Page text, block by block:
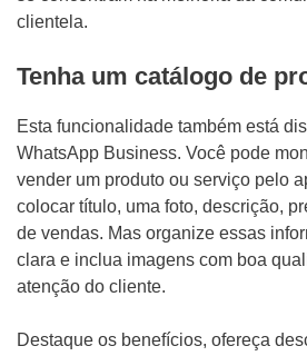
clientela.
Tenha um catálogo de
Esta funcionalidade também está
WhatsApp Business. Você pode
vender um produto ou serviço pelo
colocar título, uma foto, descrição,
de vendas. Mas organize essas
clara e inclua imagens com boa
atenção do cliente.
Destaque os benefícios, ofereça